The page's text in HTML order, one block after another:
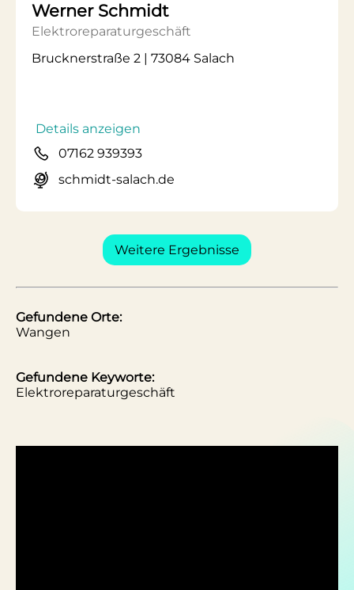
Werner Schmidt
Elektroreparaturgeschäft
Brucknerstraße 2 | 73084 Salach
Details anzeigen
07162 939393
schmidt-salach.de
Weitere Ergebnisse
Gefundene Orte:
Wangen
Gefundene Keyworte:
Elektroreparaturgeschäft